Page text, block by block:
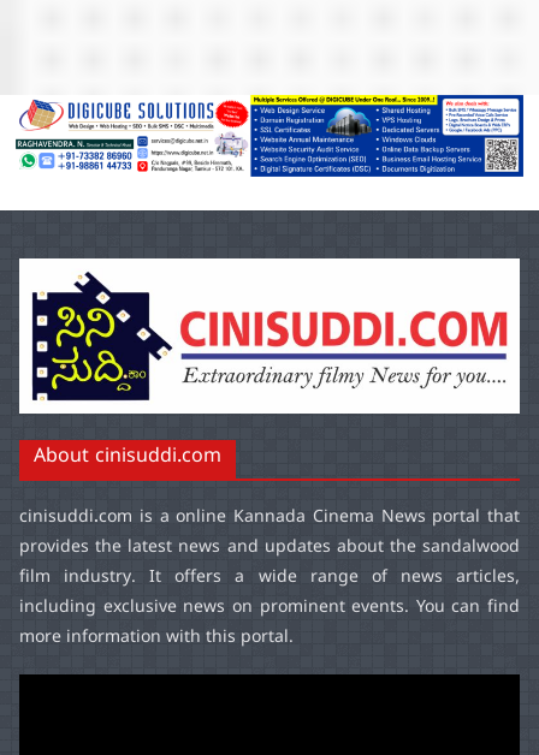
About cinisuddi.com
cinisuddi.com is a online Kannada Cinema News portal that
provides the latest news and updates about the sandalwood
film industry. It offers a wide range of news articles,
including exclusive news on prominent events. You can find
more information with this portal.